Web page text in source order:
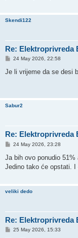
Skendi122
Re: Elektroprivreda
P
s
24 May 2026, 22:58
Je li vrijeme da se desi
Sabur2
Re: Elektroprivreda
P
s
24 May 2026, 23:28
Ja bih ovo ponudio 51%
Jedino tako će opstati. I
veliki dedo
Re: Elektroprivreda
P25 May 2026, 15:33